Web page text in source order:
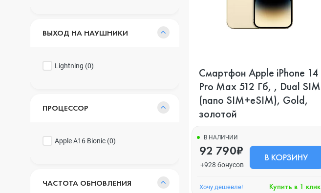
ВЫХОД НА НАУШНИКИ
Lightning (0)
ПРОЦЕССОР
Apple A16 Bionic (0)
ЧАСТОТА ОБНОВЛЕНИЯ
Смартфон Apple iPhone 14
Pro Max 512 Гб, , Dual SIM
(nano SIM+eSIM), Gold,
золотой
В НАЛИЧИИ
92 790₽
+928 бонусов
В КОРЗИНУ
Хочу дешевле! Купить в 1 клик